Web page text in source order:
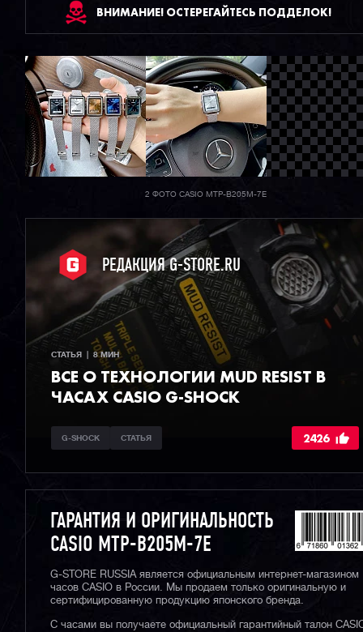
ВНИМАНИЕ! ОСТЕРЕГАЙТЕСЬ ПОДДЕЛОК!
2 ФОТО CASIO MTP-B205M-7E
РЕДАКЦИЯ G-STORE.RU
СТАТЬЯ  |  8 МИН
ВСЕ О ТЕХНОЛОГИИ MUD RESIST В
ЧАСАХ CASIO G-SHOCK
G-SHOCK СТАТЬЯ 2426
ГАРАНТИЯ И ОРИГИНАЛЬНОСТЬ
CASIO MTP-B205M-7E
G-STORE RUSSIA является официальным интернет-магазином
часов CASIO в России. Мы продаем только оригинальную и
сертифицированную продукцию японского бренда.
С часами вы получаете официальный гарантийный талон